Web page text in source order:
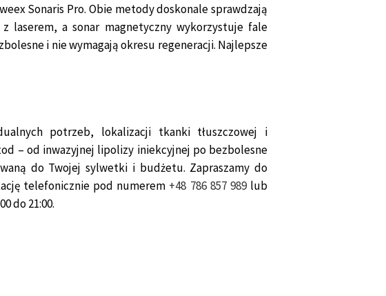
Sonaris Pro. Obie metody doskonale sprawdzają
laserem, a sonar magnetyczny wykorzystuje fale
i nie wymagają okresu regeneracji. Najlepsze
potrzeb, lokalizacji tkanki tłuszczowej i
– od inwazyjnej lipolizy iniekcyjnej po bezbolesne
do Twojej sylwetki i budżetu. Zapraszamy do
telefonicznie pod numerem +48 786 857 989lub
do 21:00.